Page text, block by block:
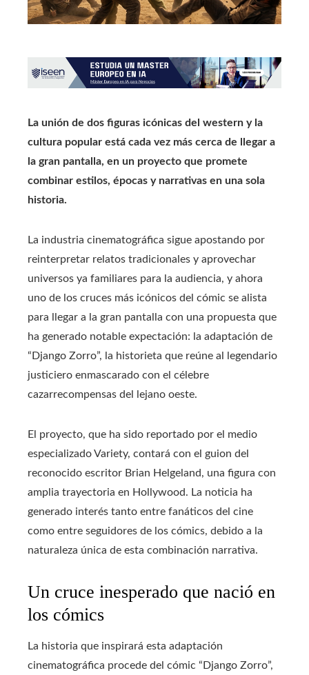
La unión de dos figuras icónicas del western y la
cultura popular está cada vez más cerca de llegar a
la gran pantalla, en un proyecto que promete
combinar estilos, épocas y narrativas en una sola
historia.
La industria cinematográfica sigue apostando por
reinterpretar relatos tradicionales y aprovechar
universos ya familiares para la audiencia, y ahora
uno de los cruces más icónicos del cómic se alista
para llegar a la gran pantalla con una propuesta que
ha generado notable expectación: la adaptación de
“Django Zorro”, la historieta que reúne al legendario
justiciero enmascarado con el célebre
cazarrecompensas del lejano oeste.
El proyecto, que ha sido reportado por el medio
especializado Variety, contará con el guion del
reconocido escritor Brian Helgeland, una figura con
amplia trayectoria en Hollywood. La noticia ha
generado interés tanto entre fanáticos del cine
como entre seguidores de los cómics, debido a la
naturaleza única de esta combinación narrativa.
Un cruce inesperado que nació en
los cómics
La historia que inspirará esta adaptación
cinematográfica procede del cómic “Django Zorro”,